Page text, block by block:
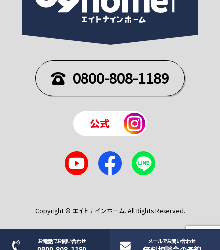
0800-808-1189
Copyright © エイトナインホーム. All Rights Reserved.
お電話でお問い合わせ メールでお問い合わせ